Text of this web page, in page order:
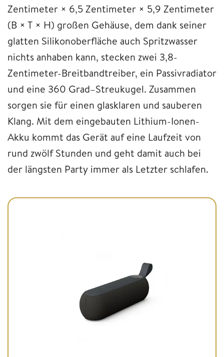
Zentimeter × 6,5 Zentimeter × 5,9 Zentimeter
(B × T × H) großen Gehäuse, dem dank seiner
glatten Silikonoberfläche auch Spritzwasser
nichts anhaben kann, stecken zwei 3,8-
Zentimeter-Breitbandtreiber, ein Passivradiator
und eine 360 Grad–Streukugel. Zusammen
sorgen sie für einen glasklaren und sauberen
Klang. Mit dem eingebauten Lithium-Ionen-
Akku kommt das Gerät auf eine Laufzeit von
rund zwölf Stunden und geht damit auch bei
der längsten Party immer als Letzter schlafen.